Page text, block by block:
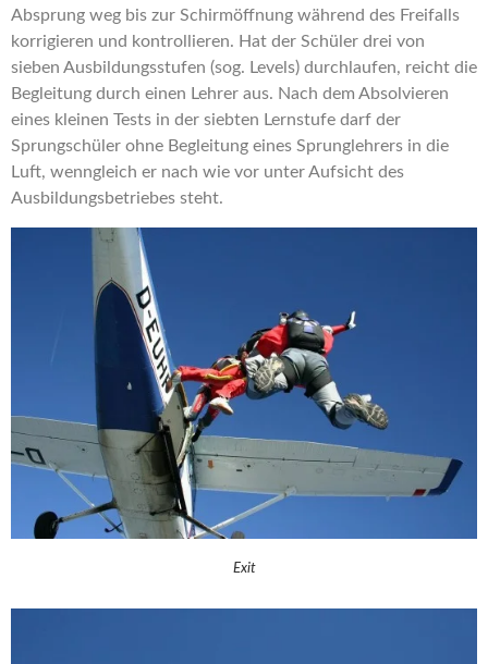
Absprung weg bis zur Schirmöffnung während des Freifalls
korrigieren und kontrollieren. Hat der Schüler drei von
sieben Ausbildungsstufen (sog. Levels) durchlaufen, reicht die
Begleitung durch einen Lehrer aus. Nach dem Absolvieren
eines kleinen Tests in der siebten Lernstufe darf der
Sprungschüler ohne Begleitung eines Sprunglehrers in die
Luft, wenngleich er nach wie vor unter Aufsicht des
Ausbildungsbetriebes steht.
Exit